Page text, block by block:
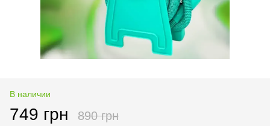
В наличии
749 грн 890 грн